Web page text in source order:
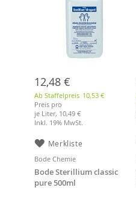
12,48 €
Ab Staffelpreis 10,53 €
Preis pro
je Liter, 10,49 €
Inkl. 19% MwSt.
Merkliste
Bode Chemie
Bode Sterillium classic
pure 500ml